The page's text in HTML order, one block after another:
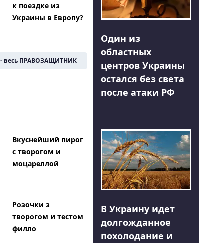
к поездке из
Украины в Европу?
- весь ПРАВОЗАЩИТНИК
Вкуснейший пирог
с творогом и
моцареллой
Розочки з
творогом и тестом
филло
Один из
областных
центров Украины
остался без света
после атаки РФ
В Украину идет
долгожданное
похолодание и